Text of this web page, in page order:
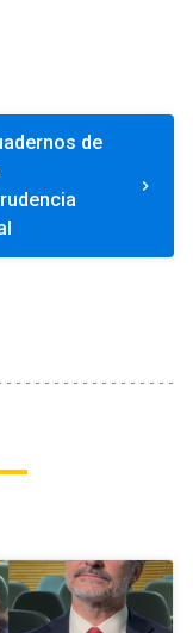
de
keyboard_arrow_right